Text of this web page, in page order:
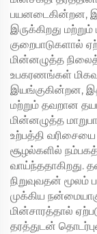
பயனடைகின்றன,
இருக்கிறது
குறைபாடுகளால்
மின்னழுத்த
உபகரணங்கள்
இயங்குகின்றன,
மற்றும் தவறான
மின்னழுத்த
உற்பத்தி வரிசையை
சூழல்களில்
வாய்ந்ததாகிறது.
நிறுவுவதன் மூலம்
முக்கிய
மின்சாரத்தால்
தரத்துடன்